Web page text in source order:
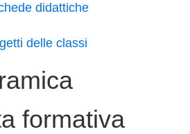
didattiche
delle classi
formativa